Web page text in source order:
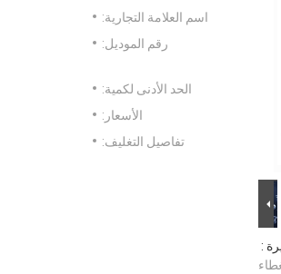
:
اسم العلامة التجارية:
رقم الموديل:
الحد الأدنى لكمية:
الأسعار:
تفاصيل التغليف: